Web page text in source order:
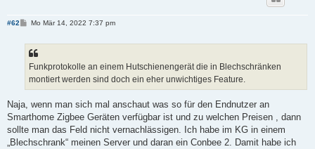
#62
B
r
a
Mo Mär 14, 2022 7:37 pm
Funkprotokolle an einem Hutschienengerät die in Blechschränken
montiert werden sind doch ein eher unwichtiges Feature.
Naja, wenn man sich mal anschaut was so für den Endnutzer an
Smarthome Zigbee Geräten verfügbar ist und zu welchen Preisen , dann
sollte man das Feld nicht vernachlässigen. Ich habe im KG in einem
„Blechschrank“ meinen Server und daran ein Conbee 2. Damit habe ich